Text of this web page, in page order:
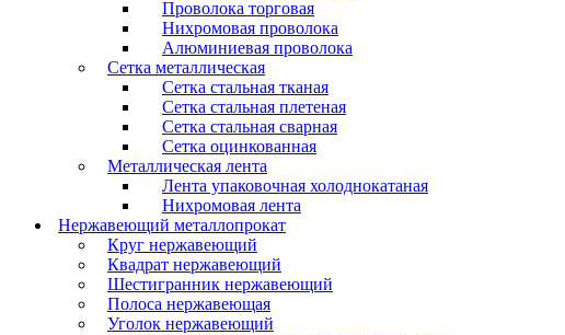
Проволока торговая
Нихромовая проволока
Алюминиевая проволока
Сетка металлическая
Сетка стальная тканая
Сетка стальная плетеная
Сетка стальная сварная
Сетка оцинкованная
Металлическая лента
Лента упаковочная холоднокатаная
Нихромовая лента
Нержавеющий металлопрокат
Круг нержавеющий
Квадрат нержавеющий
Шестигранник нержавеющий
Полоса нержавеющая
Уголок нержавеющий